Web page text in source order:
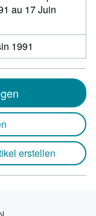
au 17 Juin
1991
erstellen